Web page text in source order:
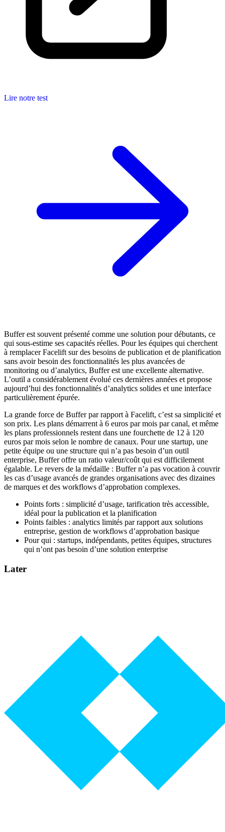
Lire notre test
Buffer est souvent présenté comme une solution pour débutants, ce
qui sous-estime ses capacités réelles. Pour les équipes qui cherchent
à remplacer Facelift sur des besoins de publication et de planification
sans avoir besoin des fonctionnalités les plus avancées de
monitoring ou d’analytics, Buffer est une excellente alternative.
L’outil a considérablement évolué ces dernières années et propose
aujourd’hui des fonctionnalités d’analytics solides et une interface
particulièrement épurée.
La grande force de Buffer par rapport à Facelift, c’est sa simplicité et
son prix. Les plans démarrent à 6 euros par mois par canal, et même
les plans professionnels restent dans une fourchette de 12 à 120
euros par mois selon le nombre de canaux. Pour une startup, une
petite équipe ou une structure qui n’a pas besoin d’un outil
enterprise, Buffer offre un ratio valeur/coût qui est difficilement
égalable. Le revers de la médaille : Buffer n’a pas vocation à couvrir
les cas d’usage avancés de grandes organisations avec des dizaines
de marques et des workflows d’approbation complexes.
Points forts : simplicité d’usage, tarification très accessible,
idéal pour la publication et la planification
Points faibles : analytics limités par rapport aux solutions
entreprise, gestion de workflows d’approbation basique
Pour qui : startups, indépendants, petites équipes, structures
qui n’ont pas besoin d’une solution enterprise
Later